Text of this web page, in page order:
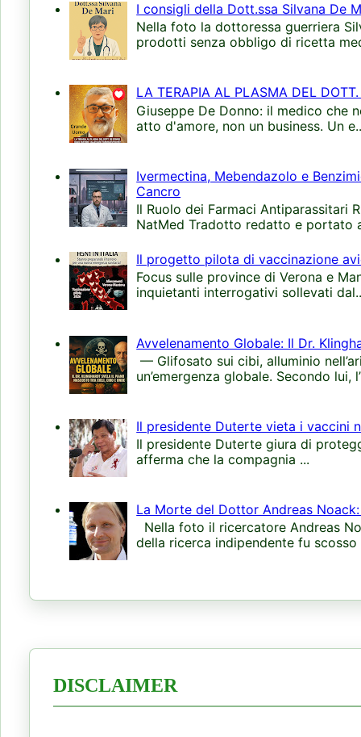
I consigli della Dott.ssa Silvana De
Nella foto la dottoressa guerriera
prodotti senza obbligo di ricetta
LA TERAPIA AL PLASMA DEL
Giuseppe De Donno: il medico che
atto d'amore, non un business. Un
Ivermectina, Mebendazolo e
Cancro
Il Ruolo dei Farmaci Antiparassitari
NatMed Tradotto redatto e portato
Il progetto pilota di vaccinazione
Focus sulle province di Verona e
inquietanti interrogativi sollevati
Avvelenamento Globale: Il Dr.
— Glifosato sui cibi, alluminio
un’emergenza globale. Secondo lui,
Il presidente Duterte vieta i vaccini
Il presidente Duterte giura di
afferma che la compagnia ...
La Morte del Dottor Andreas
Nella foto il ricercatore Andreas
della ricerca indipendente fu scosso
DISCLAIMER